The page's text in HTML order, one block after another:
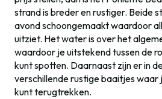
strand is breder en rustiger. Beide
avond schoongemaakt waardoor
uitziet. Het water is over het
waardoor je uitstekend tussen de
kunt spotten. Daarnaast zijn er in
verschillende rustige baaitjes waar
kunt terugtrekken.